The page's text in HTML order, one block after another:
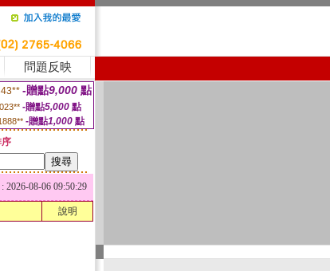
問題反映
-贈點9,000 點
-贈點5,000點
-贈點1,000 點
2026-08-06 09:50:29
說明